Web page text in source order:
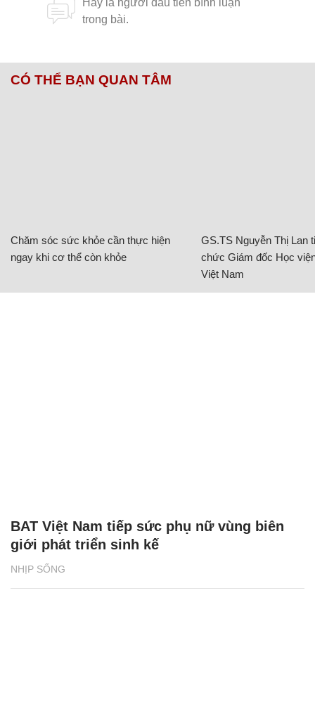
CÓ THỂ BẠN QUAN TÂM
Chăm sóc sức khỏe cần thực hiện
ngay khi cơ thể còn khỏe
GS.TS Nguyễn Thị Lan
chức Giám đốc Học
Việt Nam
NHỊP SỐNG
BAT Việt Nam tiếp sức phụ nữ vùng biên
giới phát triển sinh kế